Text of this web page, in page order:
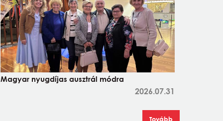
Magyar nyugdíjas ausztrál módra
2026.07.31
Tovább